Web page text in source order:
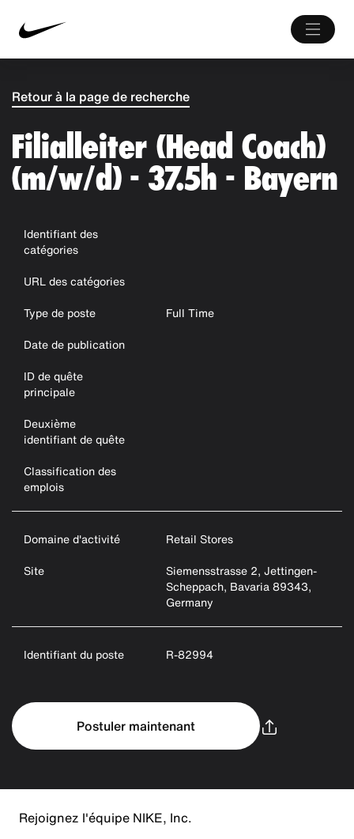
Retour à la page de recherche
Filialleiter (Head Coach)
(m/w/d) - 37.5h - Bayern
Identifiant des
catégories
URL des catégories
Type de poste
Full Time
Date de publication
ID de quête
principale
Deuxième
identifiant de quête
Classification des
emplois
Domaine d'activité
Retail Stores
Site
Siemensstrasse 2, Jettingen-
Scheppach, Bavaria 89343,
Germany
Identifiant du poste R-82994
Postuler maintenant
Rejoignez l'équipe NIKE, Inc.